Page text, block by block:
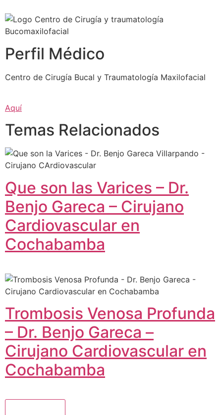
Perfil Médico
Centro de Cirugía Bucal y Traumatología Maxilofacial
Aquí
Temas Relacionados
Que son las Varices – Dr.
Benjo Gareca – Cirujano
Cardiovascular en
Cochabamba
Trombosis Venosa Profunda
– Dr. Benjo Gareca –
Cirujano Cardiovascular en
Cochabamba